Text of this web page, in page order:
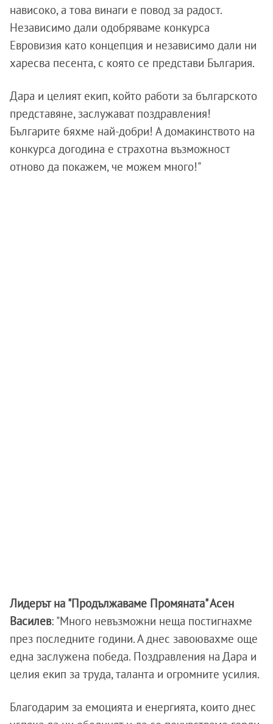
нависоко, а това винаги е повод за радост.
Независимо дали одобряваме конкурса
Евровизия като концепция и независимо дали ни
харесва песента, с която се представи България.
Дара и целият екип, който работи за българското
представяне, заслужават поздравления!
Българите бяхме най-добри! А домакинството на
конкурса догодина е страхотна възможност
отново да покажем, че можем много!"
Лидерът на "Продължаваме Промяната" Асен
Василев: "Много невъзможни неща постигнахме
през последните години. А днес завоювахме още
една заслужена победа. Поздравления на Дара и
целия екип за труда, таланта и огромните усилия.
Благодарим за емоцията и енергията, които днес